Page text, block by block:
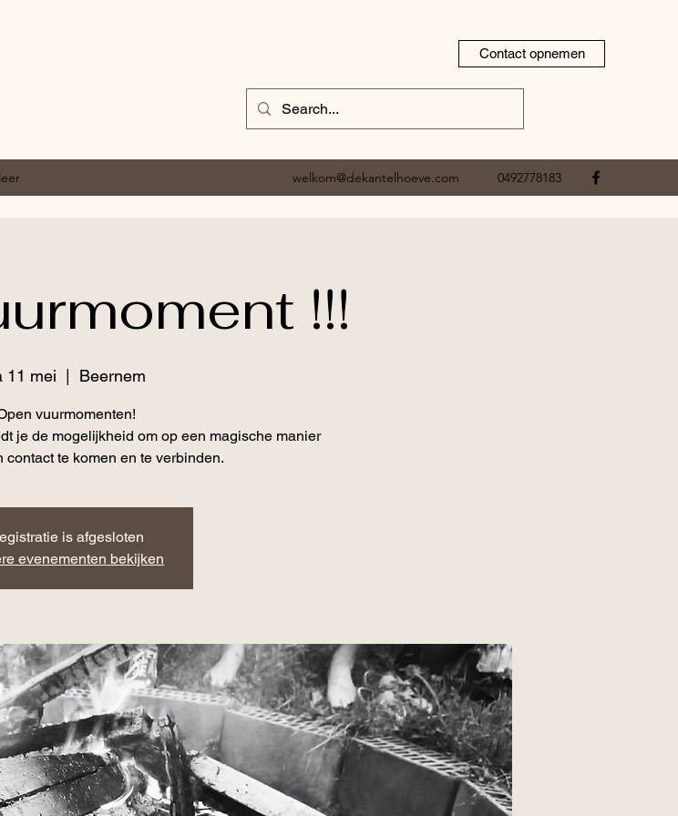
Contact opnemen
welkom@dekantelhoeve.com 0492778183
!!!
11 mei Beernem
vuurmomenten!
je de mogelijkheid om op een magische manier
contact te komen en te verbinden.
is afgesloten
evenementen bekijken